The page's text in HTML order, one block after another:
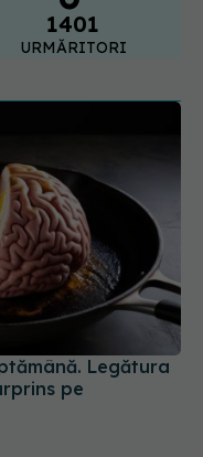
1401
URMĂRITORI
Legătura
pe